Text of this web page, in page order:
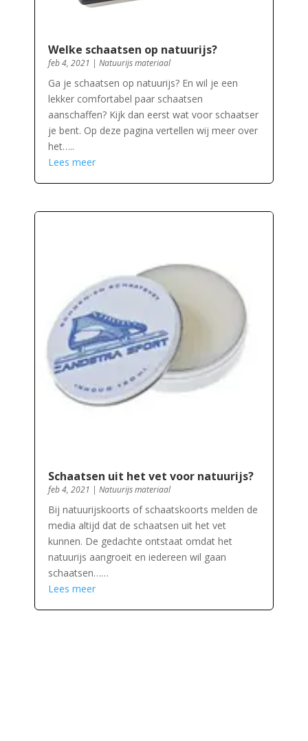
Welke schaatsen op natuurijs?
feb 4, 2021 | Natuurijs materiaal
Ga je schaatsen op natuurijs? En wil je een
lekker comfortabel paar schaatsen
aanschaffen? Kijk dan eerst wat voor schaatser
je bent. Op deze pagina vertellen wij meer over
het…..
Lees meer
Schaatsen uit het vet voor natuurijs?
feb 4, 2021 | Natuurijs materiaal
Bij natuurijskoorts of schaatskoorts melden de
media altijd dat de schaatsen uit het vet
kunnen. De gedachte ontstaat omdat het
natuurijs aangroeit en iedereen wil gaan
schaatsen……
Lees meer